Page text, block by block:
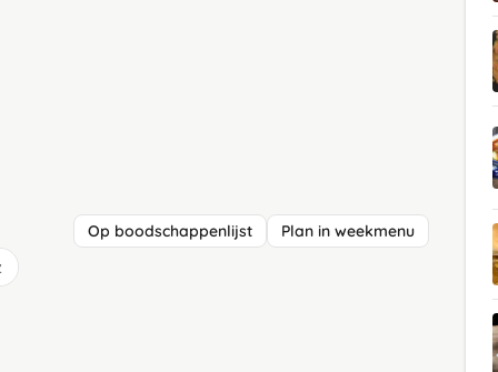
Op boodschappenlijst Plan in weekmenu